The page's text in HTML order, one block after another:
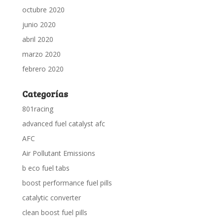
octubre 2020
junio 2020
abril 2020
marzo 2020
febrero 2020
Categorías
801racing
advanced fuel catalyst afc
AFC
Air Pollutant Emissions
b eco fuel tabs
boost performance fuel pills
catalytic converter
clean boost fuel pills